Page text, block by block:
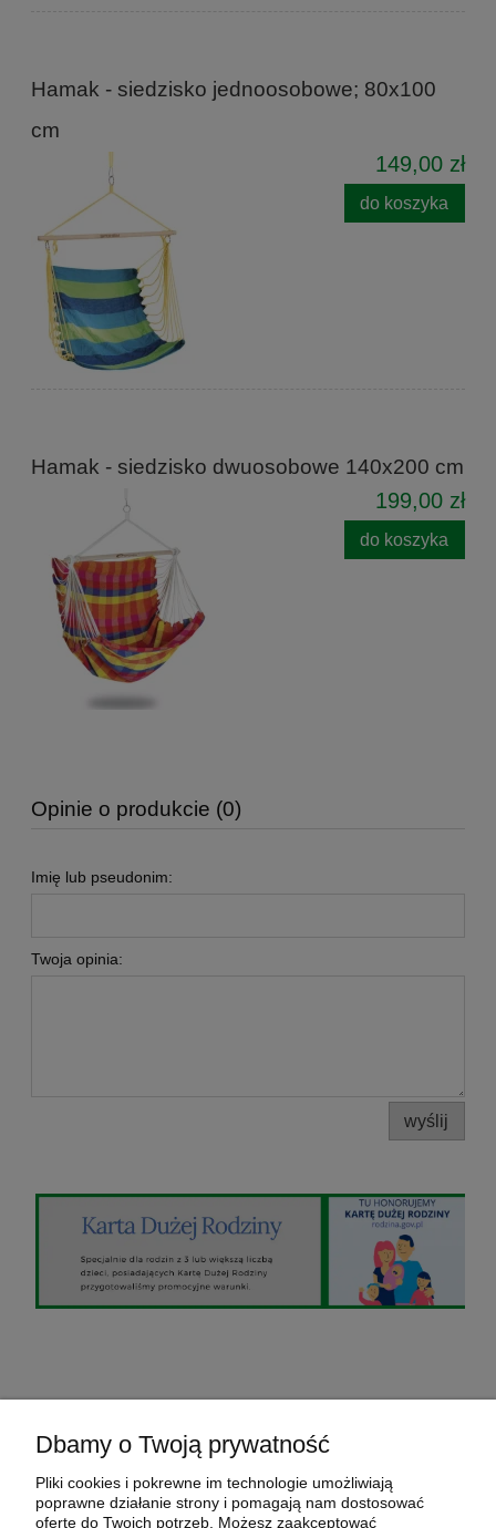
Hamak - siedzisko jednoosobowe; 80x100
cm
149,00 zł
do koszyka
Hamak - siedzisko dwuosobowe 140x200 cm
199,00 zł
do koszyka
Opinie o produkcie (0)
Imię lub pseudonim:
Twoja opinia:
wyślij
Dbamy o Twoją prywatność
Pliki cookies i pokrewne im technologie umożliwiają
poprawne działanie strony i pomagają nam dostosować
ofertę do Twoich potrzeb. Możesz zaakceptować